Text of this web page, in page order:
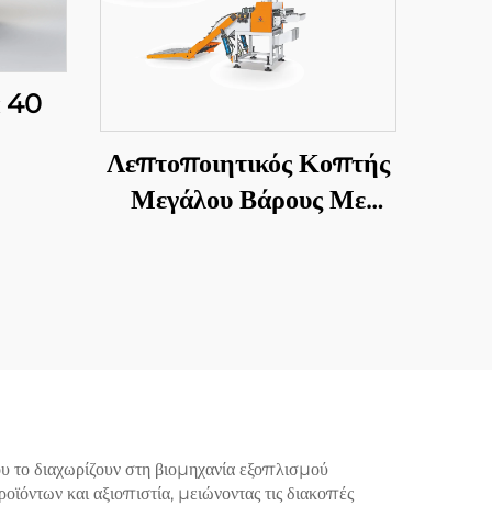
40
Λεπτοποιητικός Κοπτής
Μεγάλου Βάρους Με
διαχωρίζουν στη βιομηχανία εξοπλισμού
και αξιοπιστία, μειώνοντας τις διακοπές